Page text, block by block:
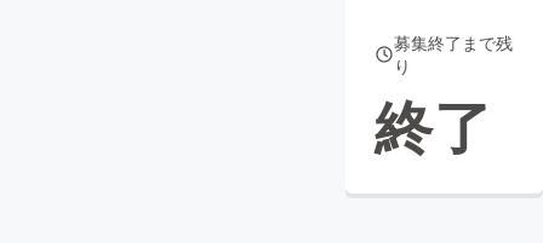
募集終了まで残
り
終了